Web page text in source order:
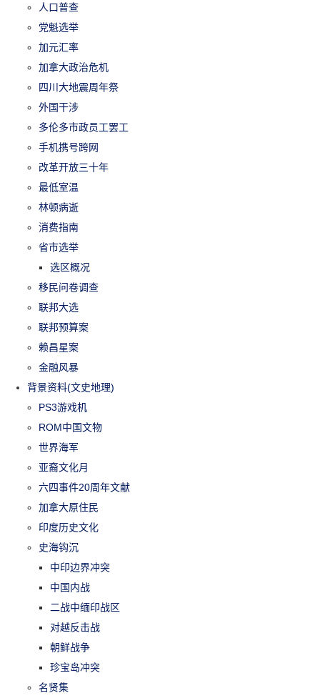
人口普查
党魁选举
加元汇率
加拿大政治危机
四川大地震周年祭
外国干涉
多伦多市政员工罢工
手机携号跨网
改革开放三十年
最低室温
林顿病逝
消费指南
省市选举
选区概况
移民问卷调查
联邦大选
联邦预算案
赖昌星案
金融风暴
背景资料(文史地理)
PS3游戏机
ROM中国文物
世界海军
亚裔文化月
六四事件20周年文献
加拿大原住民
印度历史文化
史海钩沉
中印边界冲突
中国内战
二战中缅印战区
对越反击战
朝鲜战争
珍宝岛冲突
名贤集